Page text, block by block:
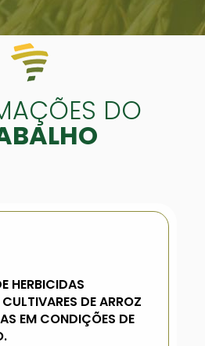
DO
HERBICIDAS
DE ARROZ
EM CONDIÇÕES DE